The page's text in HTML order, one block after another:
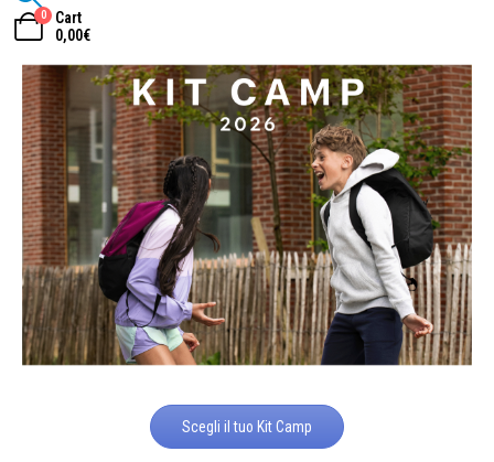
0
Cart
0,00€
Scegli il tuo Kit Camp